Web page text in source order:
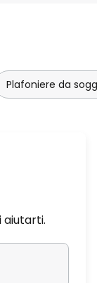
Plafoniere da
aiutarti.